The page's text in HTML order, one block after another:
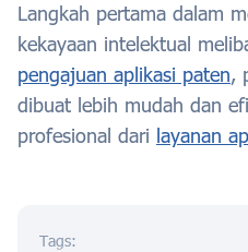
Langkah pertama dalam
kekayaan intelektual
pengajuan aplikasi paten,
dibuat lebih mudah dan
profesional dari layanan
Tags: